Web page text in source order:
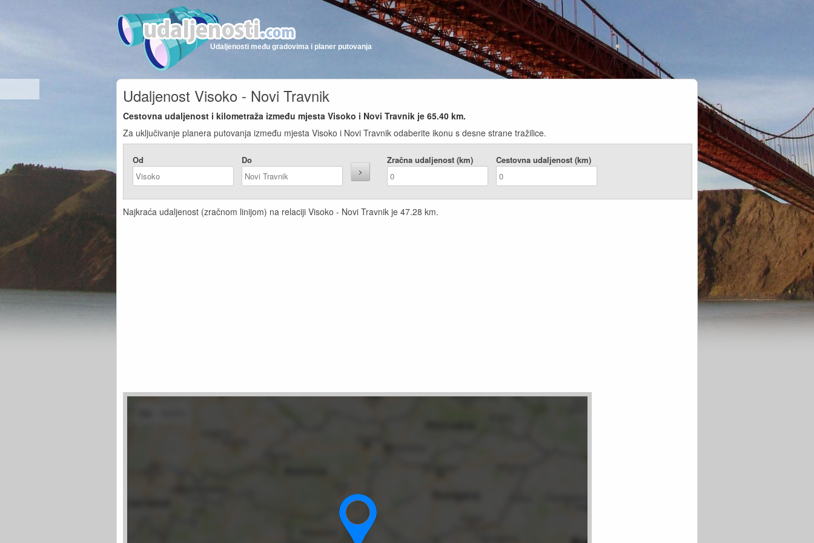
Udaljenosti među gradovima i planer putovanja
Udaljenost Visoko - Novi Travnik
Cestovna udaljenost i kilometraža između mjesta Visoko i Novi Travnik je 65.40 km.
Za uključivanje planera putovanja između mjesta Visoko i Novi Travnik odaberite ikonu s desne strane tražilice.
Od Do Zračna udaljenost (km) Cestovna udaljenost (km)
Najkraća udaljenost (zračnom linijom) na relaciji Visoko - Novi Travnik je 47.28 km.